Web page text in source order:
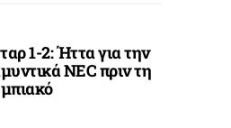
1-2: Ήττα για την
NEC πριν τη